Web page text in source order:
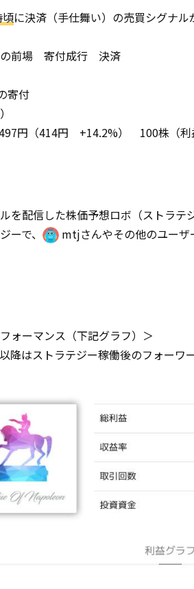
に決済（手仕舞い）の売買シグナル
の前場 寄付成行 決済
寄付
円（414円 +14.2%） 100株（利
を配信した株価予想ロボ（ストラ
ーで、
mtjさんやその他のユーザ
ォーマンス（下記グラフ）＞
降はストラテジー稼働後のフォーワ